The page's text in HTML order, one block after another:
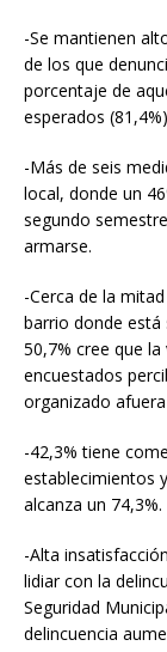
-Se mantienen
de los que
porcentaje de
esperados
-Más de seis
local, donde un
segundo
armarse.
-Cerca de la
barrio donde está
50,7% cree que
encuestados
organizado
-42,3% tiene
establecimientos
alcanza un 74,3%.
-Alta
lidiar con la
Seguridad
delincuencia